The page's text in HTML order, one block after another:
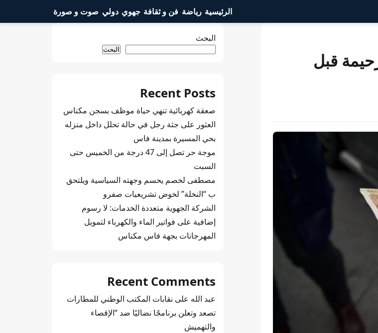
الرئيسية رياضة فن و ثقافة جهوي دولي صوت و صورة
قبل
البحث
البحث
Recent Posts
صعقة كهربائية تنهي حياة موظف بسجن مكناس
العثور على جثة رجل في حالة تحلل داخل منزله
بحي المسيرة بمدينة فاس
موجة حر تصل إلى 47 درجة من الخميس حتى
السبت
مصطفى لخصم يحسم وجهته السياسية ويلتحق
ب “النخلة” لخوض تشريعيات صفرو
الشركة الجهوية متعددة الخدمات: لا رسوم
إضافية على فواتير الماء والكهرباء لتمويل
المهرجانات بجهة فاس مكناس
Recent Comments
عبد الله على نقابات المكتب الوطني للمطارات
تصعد وتعلن برنامجًا نضاليًا ضد “الإقصاء
والتهميش